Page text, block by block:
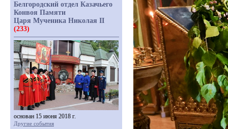
Белгородский отдел Казачьего
Конвоя Памяти
Царя Мученика Николая II
(233)
основан 15 июня 2018 г.
Другие события